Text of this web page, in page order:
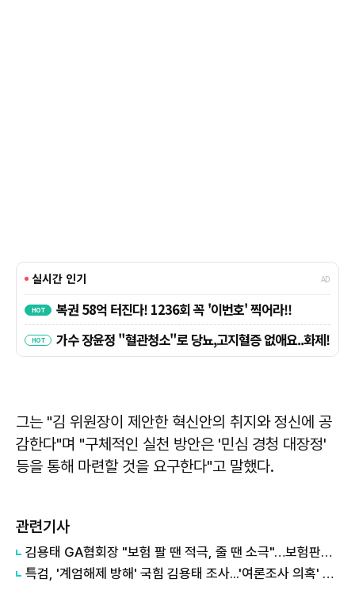
그는 "김 위원장이 제안한 혁신안의 취지와 정신에 공
감한다"며 "구체적인 실천 방안은 '민심 경청 대장정'
등을 통해 마련할 것을 요구한다"고 말했다.
관련기사
김용태 GA협회장 "보험 팔 땐 적극, 줄 땐 소극"…보험판매전문사 도입 재강조
특검, '계엄해제 방해' 국힘 김용태 조사...'여론조사 의혹' 강철원·김한정 줄소환